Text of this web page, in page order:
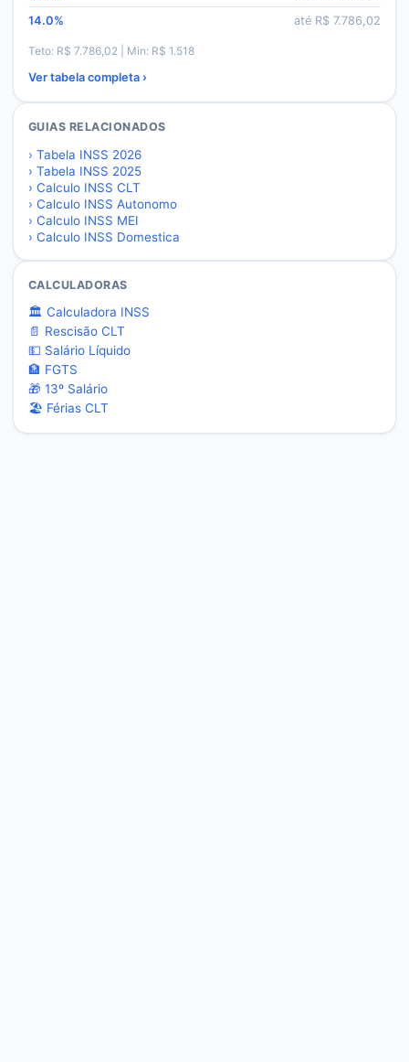
14.0% até R$ 7.786,02
Teto: R$ 7.786,02 | Min: R$ 1.518
Ver tabela completa ›
GUIAS RELACIONADOS
› Tabela INSS 2026
› Tabela INSS 2025
› Calculo INSS CLT
› Calculo INSS Autonomo
› Calculo INSS MEI
› Calculo INSS Domestica
CALCULADORAS
🏛️ Calculadora INSS
📄 Rescisão CLT
💵 Salário Líquido
🏦 FGTS
🎁 13º Salário
🏖️ Férias CLT